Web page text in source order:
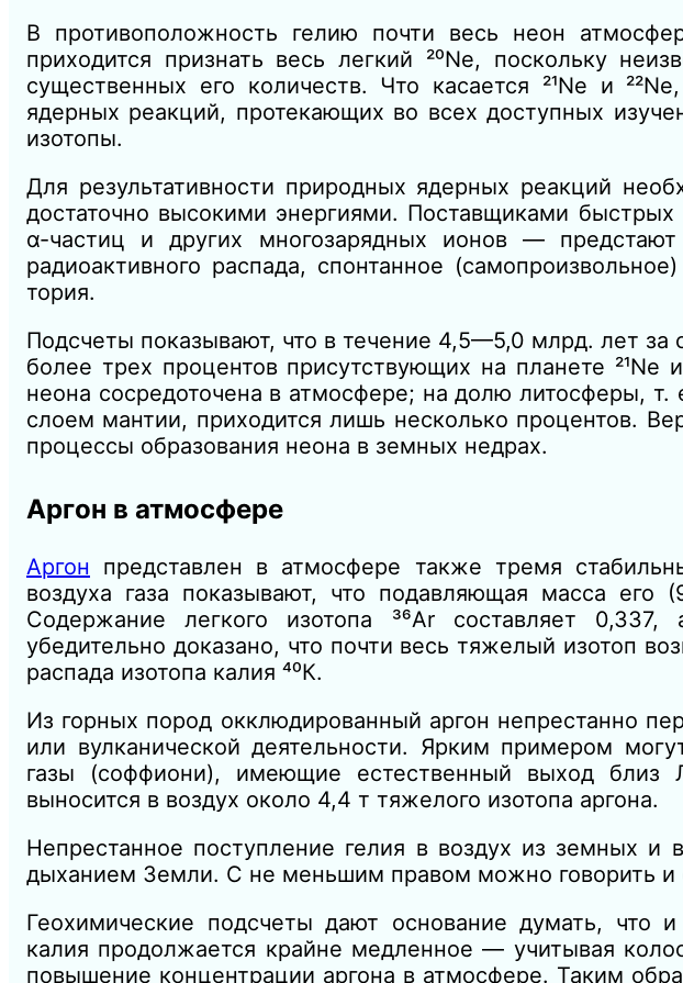
В противоположность гелию почти весь неон
приходится признать весь легкий ²⁰Ne, поскольку
существенных его количеств. Что касается ²¹Ne и
ядерных реакций, протекающих во всех доступных
изотопы.
Для результативности природных ядерных реакций
достаточно высокими энергиями. Поставщиками
α-частиц и других многозарядных ионов —
радиоактивного распада, спонтанное
тория.
Подсчеты показывают, что в течение 4,5—5,0 млрд. лет за
более трех процентов присутствующих на планете
неона сосредоточена в атмосфере; на долю литосферы,
слоем мантии, приходится лишь несколько процентов.
процессы образования неона в земных недрах.
Аргон в атмосфере
Аргон представлен в атмосфере также тремя
воздуха газа показывают, что подавляющая масса его
Содержание легкого изотопа ³⁶Аr составляет
убедительно доказано, что почти весь тяжелый изотоп
распада изотопа калия ⁴⁰К.
Из горных пород окклюдированный аргон непрестанно
или вулканической деятельности. Ярким примером
газы (соффиони), имеющие естественный выход
выносится в воздух около 4,4 т тяжелого изотопа аргона.
Непрестанное поступление гелия в воздух из земных и
дыханием Земли. С не меньшим правом можно говорить и
Геохимические подсчеты дают основание думать, что
калия продолжается крайне медленное — учитывая
повышение концентрации аргона в атмосфере. Таким